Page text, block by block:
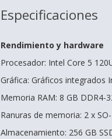
Especificaciones
Rendimiento y hardware
Procesador: Intel Core 5
Gráfica: Gráficos integrados
Memoria RAM: 8 GB DDR4-
Ranuras de memoria: 2 x
Almacenamiento: 256 GB